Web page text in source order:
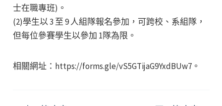
士在職專班)。
(2)學生以 3 至 9 人組隊報名參加，可跨校、系組隊，
但每位參賽學生以參加 1隊為限。
相關網址：https://forms.gle/vS5GTijaG9YxdBUw7。